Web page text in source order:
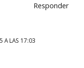
Responder
A LAS 17:03